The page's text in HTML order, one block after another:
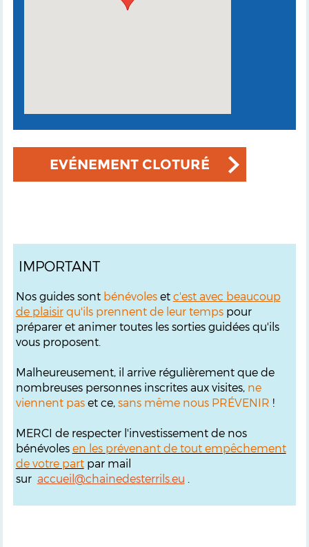
EVÉNEMENT CLOTURÉ
IMPORTANT
Nos guides sont bénévoleset c'est avec beaucoup
de plaisirqu'ils prennent de leur tempspour
préparer et animer toutes les sorties guidées qu'ils
vous proposent.
Malheureusement, il arrive régulièrement que de
nombreuses personnes inscrites aux visites, ne
viennent paset ce, sans même nous PRÉVENIR !
MERCI de respecter l'investissement de nos
bénévoles en les prévenant de tout empêchement
de votre partpar mail
sur accueil@chainedesterrils.eu .